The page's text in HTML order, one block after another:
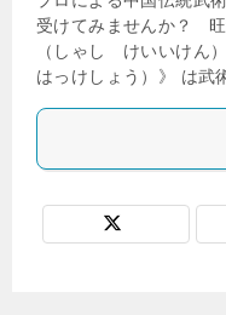
受けてみませんか？
（しゃし けいいけん
はっけしょう）》 は